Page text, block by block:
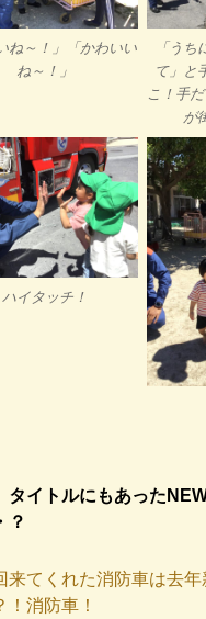
ね～！」「かわいい
ね～！」
「う
て」と
こ！手
が
ハイタッチ！
タイトルにもあった
？
来てくれた消防車は去年
！消防車！